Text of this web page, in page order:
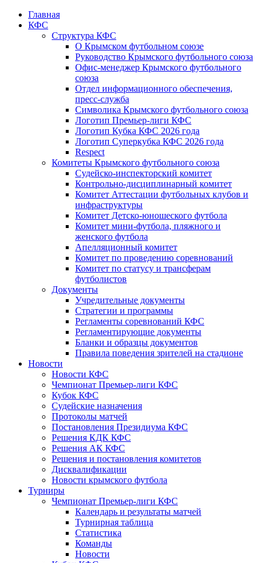
Главная
КФС
Структура КФС
О Крымском футбольном союзе
Руководство Крымского футбольного союза
Офис-менеджер Крымского футбольного
союза
Отдел информационного обеспечения,
пресс-служба
Символика Крымского футбольного союза
Логотип Премьер-лиги КФС
Логотип Кубка КФС 2026 года
Логотип Суперкубка КФС 2026 года
Respect
Комитеты Крымского футбольного союза
Судейско-инспекторский комитет
Контрольно-дисциплинарный комитет
Комитет Аттестации футбольных клубов и
инфраструктуры
Комитет Детско-юношеского футбола
Комитет мини-футбола, пляжного и
женского футбола
Апелляционный комитет
Комитет по проведению соревнований
Комитет по статусу и трансферам
футболистов
Документы
Учредительные документы
Стратегии и программы
Регламенты соревнований КФС
Регламентирующие документы
Бланки и образцы документов
Правила поведения зрителей на стадионе
Новости
Новости КФС
Чемпионат Премьер-лиги КФС
Кубок КФС
Судейские назначения
Протоколы матчей
Постановления Президиума КФС
Решения КДК КФС
Решения АК КФС
Решения и постановления комитетов
Дисквалификации
Новости крымского футбола
Турниры
Чемпионат Премьер-лиги КФС
Календарь и результаты матчей
Турнирная таблица
Статистика
Команды
Новости